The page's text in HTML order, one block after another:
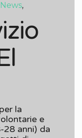
News,
la
e
28 anni) da